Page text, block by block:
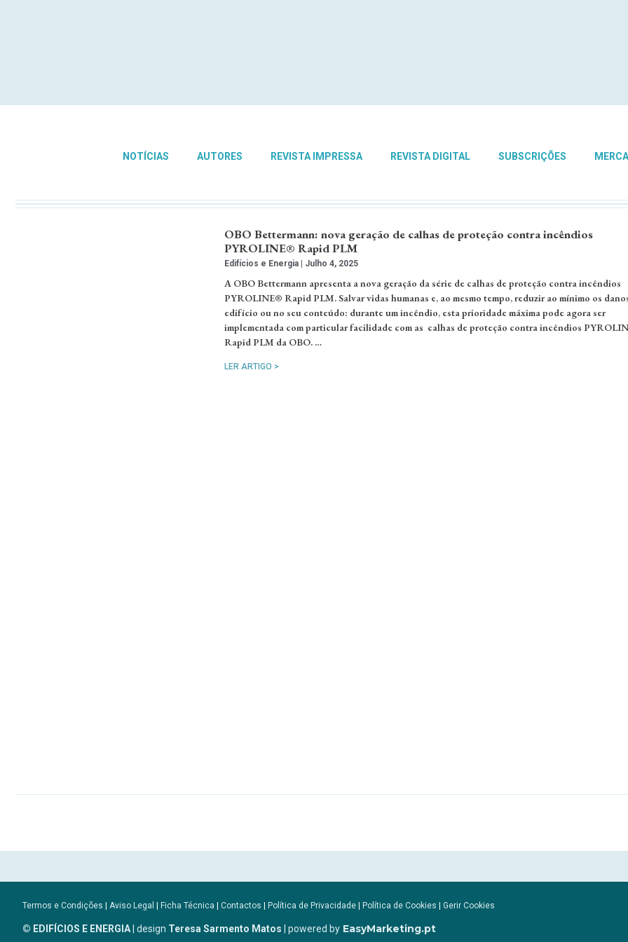
NOTÍCIAS AUTORES REVISTA IMPRESSA REVISTA DIGITAL SUBSCRIÇÕES
OBO Bettermann: nova geração de calhas de proteção contra incêndios
PYROLINE® Rapid PLM
Edifícios e Energia Julho 4, 2025
A OBO Bettermann apresenta a nova geração da série de calhas de proteção contra incêndios
PYROLINE® Rapid PLM. Salvar vidas humanas e, ao mesmo tempo, reduzir ao mínimo os
edifício ou no seu conteúdo: durante um incêndio, esta prioridade máxima pode agora ser
implementada com particular facilidade com as calhas de proteção contra incêndios
Rapid PLM da OBO. …
LER ARTIGO >
Termos e Condições | Aviso Legal | Ficha Técnica | Contactos | Política de Privacidade | Política de Cookies | Gerir Cookies
© EDIFÍCIOS E ENERGIA| design Teresa Sarmento Matos | powered by EasyMarketing.pt